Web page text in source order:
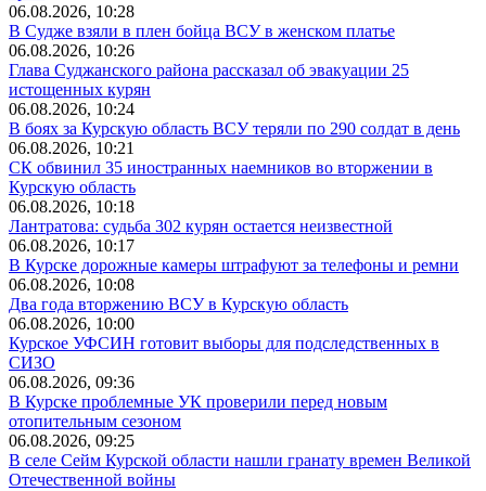
06.08.2026, 10:28
В Судже взяли в плен бойца ВСУ в женском платье
06.08.2026, 10:26
Глава Суджанского района рассказал об эвакуации 25
истощенных курян
06.08.2026, 10:24
В боях за Курскую область ВСУ теряли по 290 солдат в день
06.08.2026, 10:21
СК обвинил 35 иностранных наемников во вторжении в
Курскую область
06.08.2026, 10:18
Лантратова: судьба 302 курян остается неизвестной
06.08.2026, 10:17
В Курске дорожные камеры штрафуют за телефоны и ремни
06.08.2026, 10:08
Два года вторжению ВСУ в Курскую область
06.08.2026, 10:00
Курское УФСИН готовит выборы для подследственных в
СИЗО
06.08.2026, 09:36
В Курске проблемные УК проверили перед новым
отопительным сезоном
06.08.2026, 09:25
В селе Сейм Курской области нашли гранату времен Великой
Отечественной войны